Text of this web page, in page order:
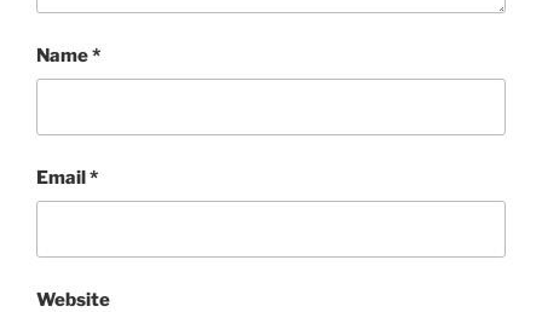
Name*
Email*
Website